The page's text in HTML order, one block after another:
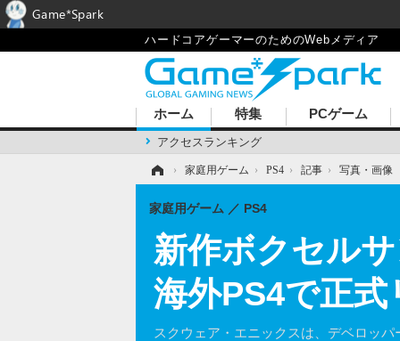
ハードコアゲーマーのためのWebメディア
ホーム
アクセスランキング
特集 PCゲーム
› 家庭用ゲーム › PS4 › 記事 › 写真・画像
新作ボクセル
海外PS4で正
スクウェア・エニックスは、デベロッ
家庭用ゲーム PS4
Game*Spark